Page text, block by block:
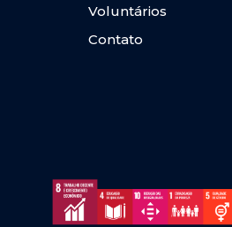
Voluntários
Contato